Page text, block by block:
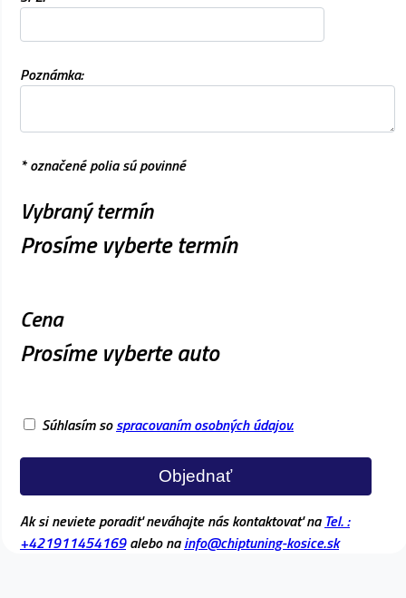
Poznámka:
* označené polia sú povinné
Vybraný termín
Prosíme vyberte termín
Cena
Prosíme vyberte auto
Súhlasím sospracovaním osobných údajov.
Objednať
Ak si neviete poradiť neváhajte nás kontaktovať na Tel. :
+421911454169alebo nainfo@chiptuning-kosice.sk